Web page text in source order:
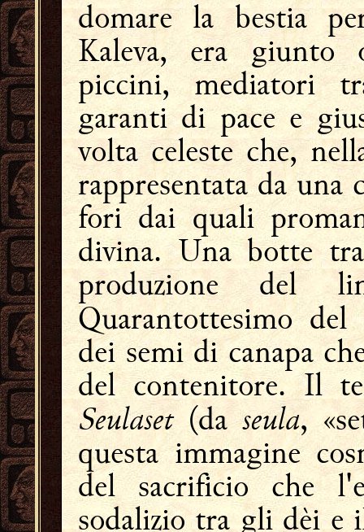
domare la bestia
Kaleva, era
piccini, mediatori
garanti di pace e
volta celeste che,
rappresentata da
fori dai quali
divina. Una botte
produzione del
Quarantottesimo del
dei semi di canapa
del contenitore. Il
Seulaset(daseula,
questa immagine
del sacrificio che
sodalizio tra gli dèi e